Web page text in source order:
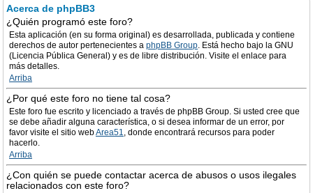
Acerca de phpBB3
¿Quién programó este foro?
Esta aplicación (en su forma original) es desarrollada, publicada y contiene
derechos de autor pertenecientes a phpBB Group. Está hecho bajo la GNU
(Licencia Pública General) y es de libre distribución. Visite el enlace para
más detalles.
Arriba
¿Por qué este foro no tiene tal cosa?
Este foro fue escrito y licenciado a través de phpBB Group. Si usted cree que
se debe añadir alguna característica, o si desea informar de un error, por
favor visite el sitio webArea51, donde encontrará recursos para poder
hacerlo.
Arriba
¿Con quién se puede contactar acerca de abusos o usos ilegales
relacionados con este foro?